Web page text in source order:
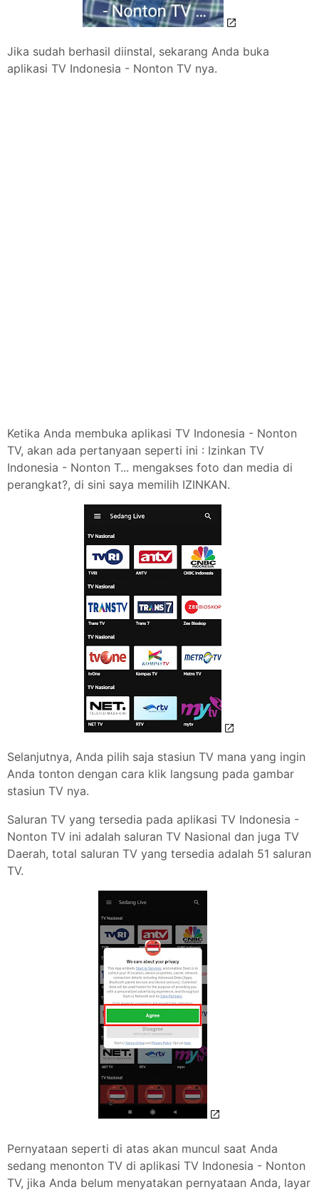
Jika sudah berhasil diinstal, sekarang Anda buka
aplikasi TV Indonesia - Nonton TV nya.
Ketika Anda membuka aplikasi TV Indonesia - Nonton
TV, akan ada pertanyaan seperti ini : Izinkan TV
Indonesia - Nonton T... mengakses foto dan media di
perangkat?, di sini saya memilih IZINKAN.
Selanjutnya, Anda pilih saja stasiun TV mana yang ingin
Anda tonton dengan cara klik langsung pada gambar
stasiun TV nya.
Saluran TV yang tersedia pada aplikasi TV Indonesia -
Nonton TV ini adalah saluran TV Nasional dan juga TV
Daerah, total saluran TV yang tersedia adalah 51 saluran
TV.
Pernyataan seperti di atas akan muncul saat Anda
sedang menonton TV di aplikasi TV Indonesia - Nonton
TV, jika Anda belum menyatakan pernyataan Anda, layar